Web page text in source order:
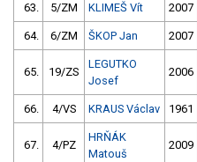
63. 5/ZM KLIMEŠ Vít 2007
64. 6/ZM ŠKOP Jan 2007
65. 19/ZS
LEGUTKO
Josef
2006
66. 4/VS KRAUS Václav 1961
67. 4/PZ
HRŇÁK
Matouš
2009